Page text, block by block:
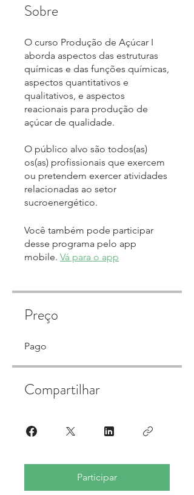
Sobre
O curso Produção de Açúcar I
aborda aspectos das estruturas
químicas e das funções químicas,
aspectos quantitativos e
qualitativos, e aspectos
reacionais para produção de
açúcar de qualidade.
O público alvo são todos(as)
os(as) profissionais que exercem
ou pretendem exercer atividades
relacionadas ao setor
sucroenergético.
Você também pode participar
desse programa pelo app
mobile. Vá para o app
Preço
Pago
Compartilhar
Participar